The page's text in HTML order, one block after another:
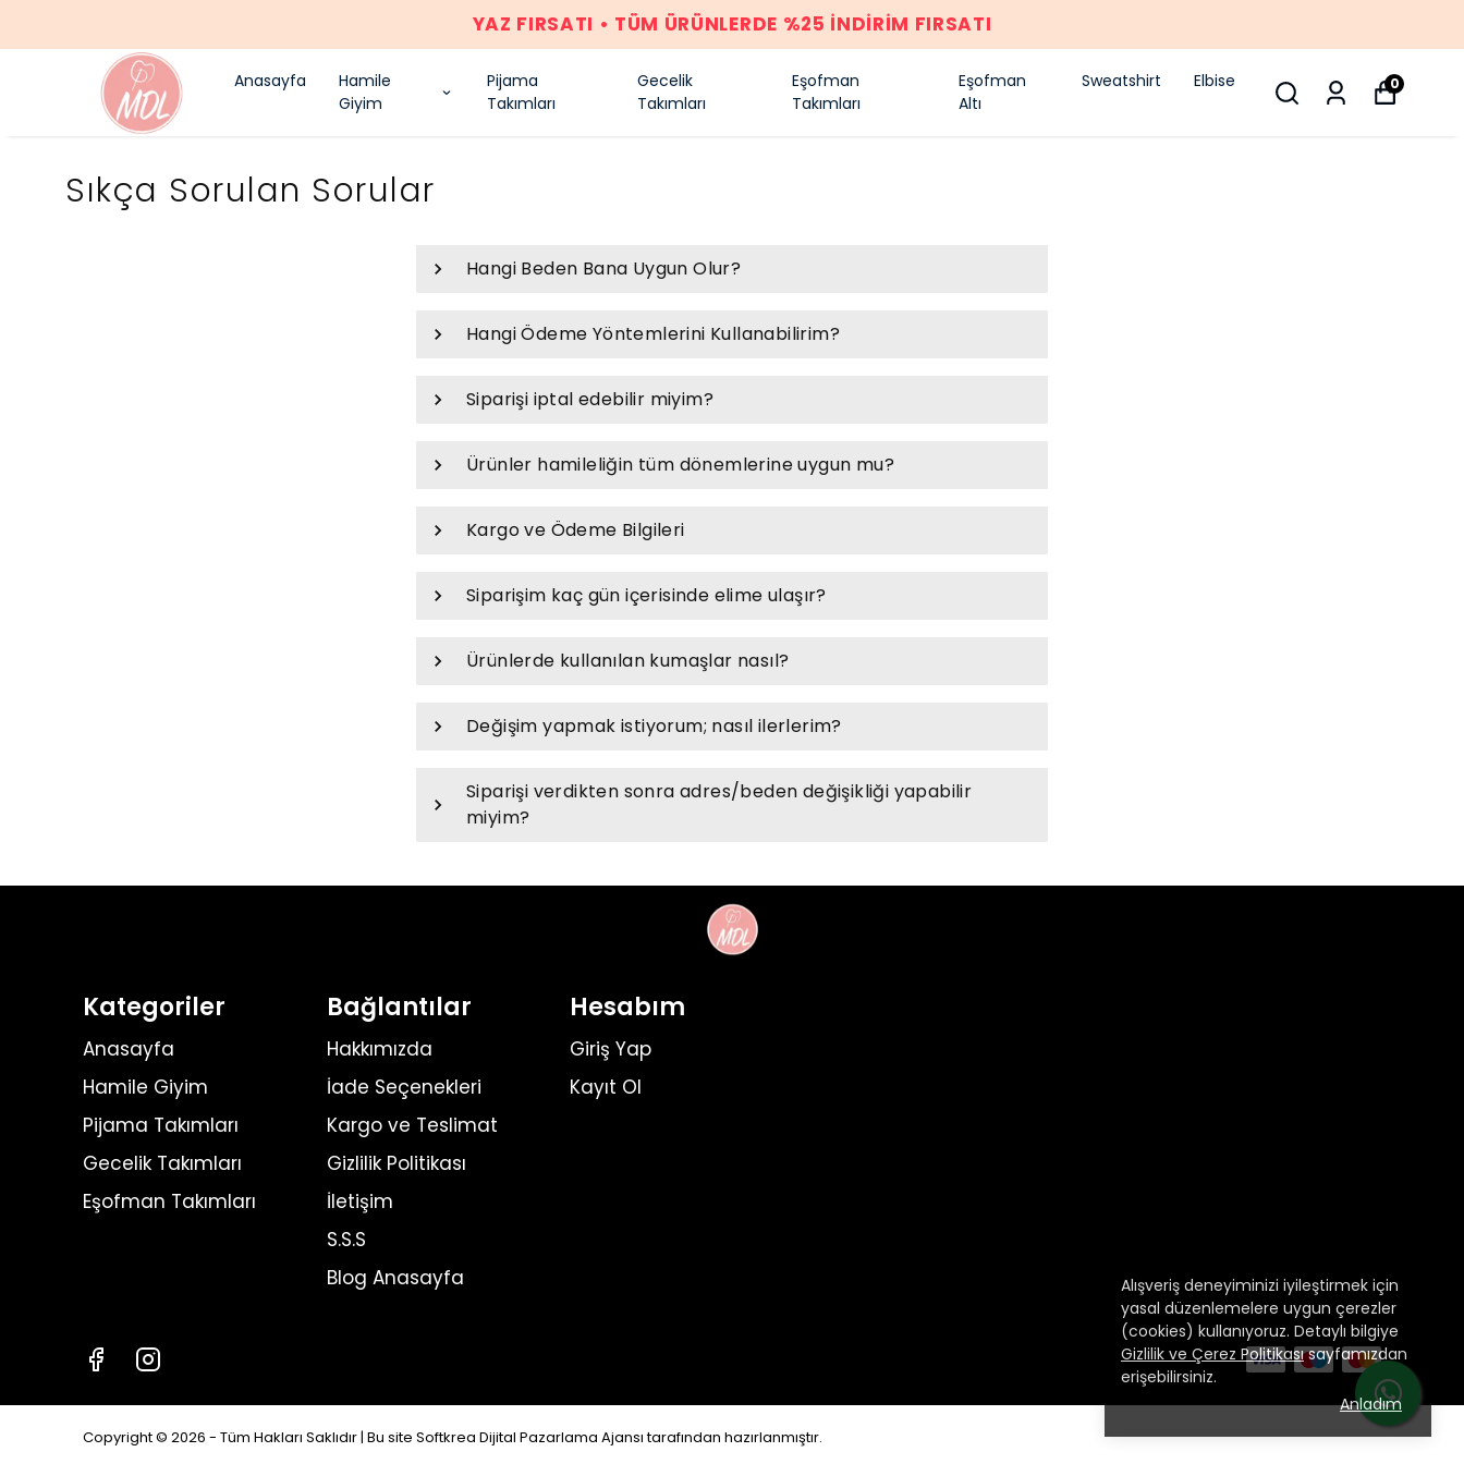
YAZ FIRSATI • TÜM ÜRÜNLERDE %25 İNDİRİM FIRSATI
Anasayfa
Hamile
Giyim
Pijama
Takımları
Gecelik
Takımları
Eşofman
Takımları
Eşofman
Altı
Sweatshirt Elbise 0
Alışveriş deneyiminizi iyileştirmek için
yasal düzenlemelere uygun çerezler
(cookies) kullanıyoruz. Detaylı bilgiye
Gizlilik ve Çerez Politikasısayfamızdan
erişebilirsiniz.
Anladım
Sıkça Sorulan Sorular
Hangi Beden Bana Uygun Olur?
Hangi Ödeme Yöntemlerini Kullanabilirim?
Siparişi iptal edebilir miyim?
Ürünler hamileliğin tüm dönemlerine uygun mu?
Kargo ve Ödeme Bilgileri
Siparişim kaç gün içerisinde elime ulaşır?
Ürünlerde kullanılan kumaşlar nasıl?
Değişim yapmak istiyorum; nasıl ilerlerim?
Siparişi verdikten sonra adres/beden değişikliği yapabilir
miyim?
Kategoriler
Anasayfa
Hamile Giyim
Pijama Takımları
Gecelik Takımları
Eşofman Takımları
Bağlantılar
Hakkımızda
İade Seçenekleri
Kargo ve Teslimat
Gizlilik Politikası
İletişim
S.S.S
Blog Anasayfa
Hesabım
Giriş Yap
Kayıt Ol
Copyright © 2026 - Tüm Hakları Saklıdır | Bu site Softkrea Dijital Pazarlama Ajansıtarafından hazırlanmıştır.